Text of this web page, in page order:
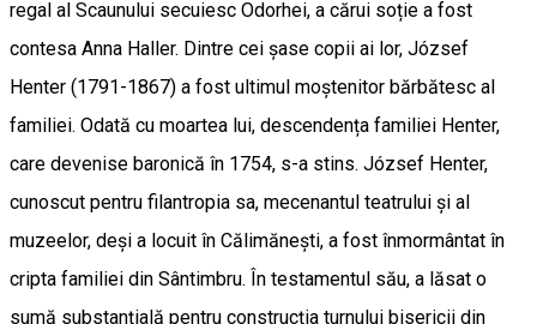
regal al Scaunului secuiesc Odorhei, a cărui soție a fost
contesa Anna Haller. Dintre cei șase copii ai lor, József
Henter (1791-1867) a fost ultimul moștenitor bărbătesc al
familiei. Odată cu moartea lui, descendența familiei Henter,
care devenise baronică în 1754, s-a stins. József Henter,
cunoscut pentru filantropia sa, mecenantul teatrului și al
muzeelor, deși a locuit în Călimănești, a fost înmormântat în
cripta familiei din Sântimbru. În testamentul său, a lăsat o
sumă substanțială pentru construcția turnului bisericii din